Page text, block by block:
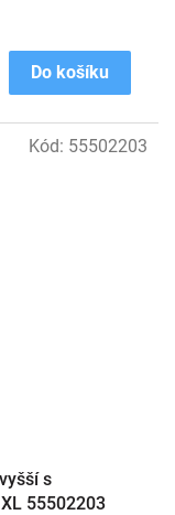
Do košíku
s
55502203
Kód: 55502203